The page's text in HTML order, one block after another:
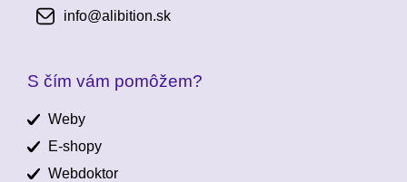
info@alibition.sk
S čím vám pomôžem?
Weby
E-shopy
Webdoktor